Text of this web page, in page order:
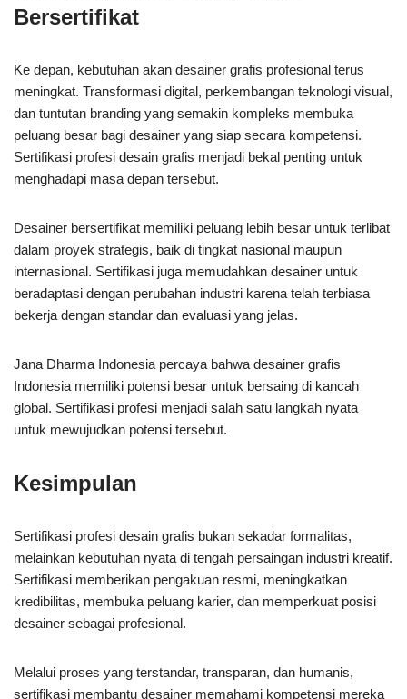
Bersertifikat
Ke depan, kebutuhan akan desainer grafis profesional terus
meningkat. Transformasi digital, perkembangan teknologi visual,
dan tuntutan branding yang semakin kompleks membuka
peluang besar bagi desainer yang siap secara kompetensi.
Sertifikasi profesi desain grafis menjadi bekal penting untuk
menghadapi masa depan tersebut.
Desainer bersertifikat memiliki peluang lebih besar untuk terlibat
dalam proyek strategis, baik di tingkat nasional maupun
internasional. Sertifikasi juga memudahkan desainer untuk
beradaptasi dengan perubahan industri karena telah terbiasa
bekerja dengan standar dan evaluasi yang jelas.
Jana Dharma Indonesia percaya bahwa desainer grafis
Indonesia memiliki potensi besar untuk bersaing di kancah
global. Sertifikasi profesi menjadi salah satu langkah nyata
untuk mewujudkan potensi tersebut.
Kesimpulan
Sertifikasi profesi desain grafis bukan sekadar formalitas,
melainkan kebutuhan nyata di tengah persaingan industri kreatif.
Sertifikasi memberikan pengakuan resmi, meningkatkan
kredibilitas, membuka peluang karier, dan memperkuat posisi
desainer sebagai profesional.
Melalui proses yang terstandar, transparan, dan humanis,
sertifikasi membantu desainer memahami kompetensi mereka